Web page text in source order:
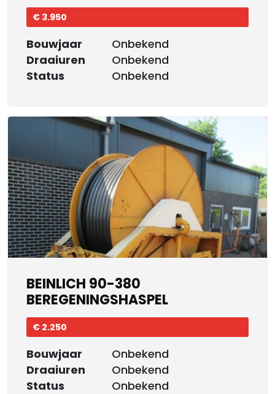
€ 3.950
Bouwjaar
Onbekend
Draaiuren
Onbekend
Status
Onbekend
BEINLICH 90-380
BEREGENINGSHASPEL
€ 2.250
Bouwjaar
Onbekend
Draaiuren
Onbekend
Status
Onbekend